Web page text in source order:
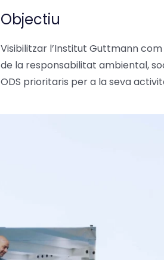
Objectiu
Visibilitzar l’Institut Guttmann
de la responsabilitat ambiental,
ODS prioritaris per a la seva